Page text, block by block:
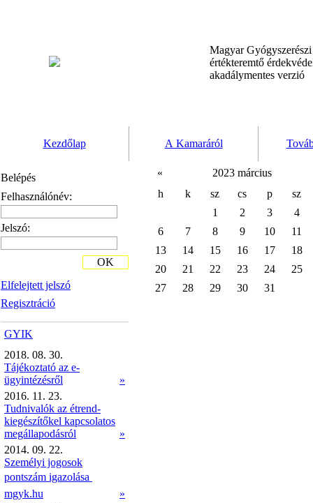
Magyar
értékteremtő
akadálymentes verzió
Kezdőlap A Kamaráról
Belépés
Felhasználónév:
Jelszó:
Elfelejtett jelszó
Regisztráció
OK
GYIK
2018. 08. 30.
Tájékoztató az e-
ügyintézésről
»
2016. 11. 23.
Tudnivalók az étrend-
kiegészítőkel kapcsolatos
megállapodásról
»
2014. 09. 22.
Személyi jogosok
pontszám igazolása 
mgyk.hu
»
«
2023 március
h
k sz cs p
sz
1
2 3
4
6
7 8 9 10
11
13
14 15 16 17
18
20
21 22 23 24
25
27
28 29 30 31